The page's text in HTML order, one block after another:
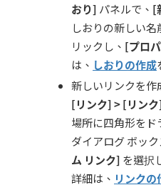
おり] パネルで、 [
しおりの新しい
リックし、 [プロ
は、 しおりの作成
新しいリンクを作
[リンク] > [リンク
場所に四角形をド
ダイアログ ボッ
ム リンク] を選択
詳細は、 リンクの